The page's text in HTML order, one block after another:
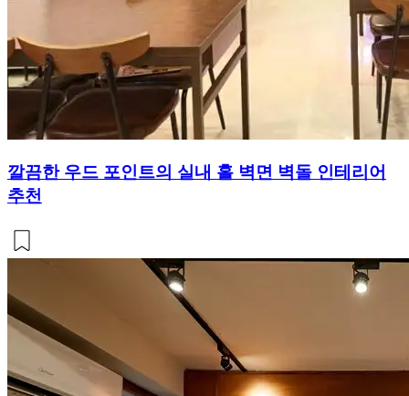
깔끔한 우드 포인트의 실내 홀 벽면 벽돌 인테리어
추천